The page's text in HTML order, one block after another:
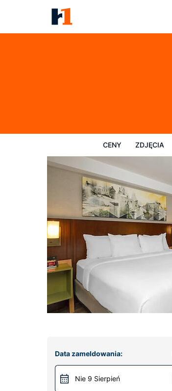
CENY ZDJĘCIA
Data zameldowania:
Nie 9 Sierpień